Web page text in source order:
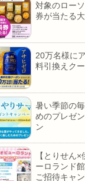
対象のロー
券が当たる
20万名様に
料引換えク
暑い季節の
めのプレゼ
ン
【とりせん
ーロランド
ご招待キャ